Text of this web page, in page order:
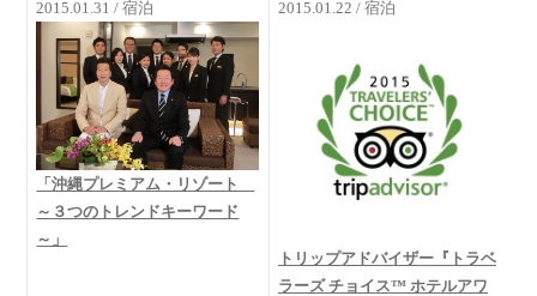
2015.01.31 / 宿泊
「沖縄プレミアム・リゾート
～３つのトレンドキーワード
～」
2015.01.22 / 宿泊
トリップアドバイザー『トラベ
ラーズ チョイス™ ホテルアワ